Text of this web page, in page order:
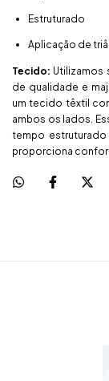
Estruturado
Aplicação de
Tecido: Utilizamos
de qualidade e
um tecido têxtil
ambos os lados.
tempo
proporciona